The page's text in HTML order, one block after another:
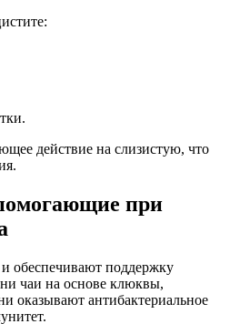
действие на слизистую, что
при
обеспечивают поддержку
чаи на основе клюквы,
оказывают антибактериальное